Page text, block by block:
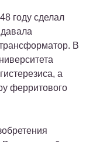
году сделал
В
а
ферритового